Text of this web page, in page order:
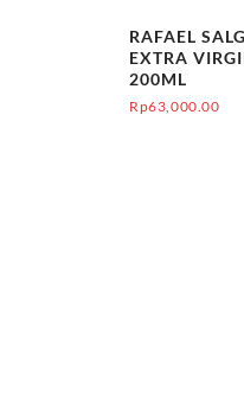
RAFAEL
EXTRA
200ML
Rp63,000.00